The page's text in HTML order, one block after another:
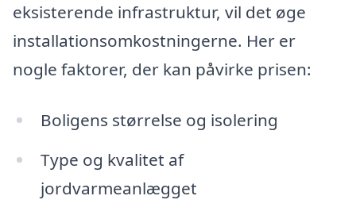
eksisterende infrastruktur, vil det øge
installationsomkostningerne. Her er
nogle faktorer, der kan påvirke prisen:
Boligens størrelse og isolering
Type og kvalitet af
jordvarmeanlægget